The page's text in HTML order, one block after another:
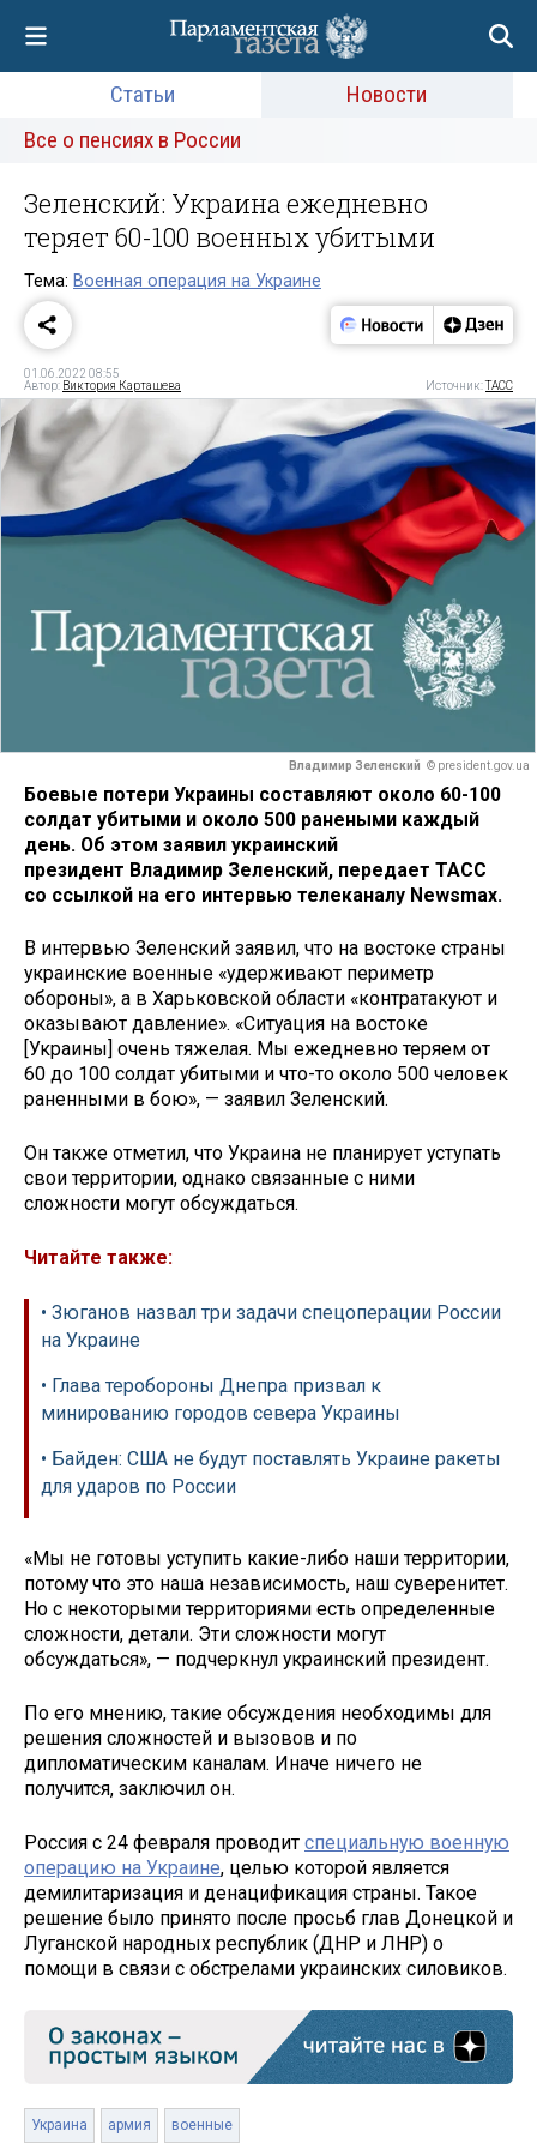
Статьи
Новости
Все о пенсиях в России
Зеленский: Украина ежедневно
теряет 60-100 военных убитыми
Тема: Военная операция на Украине
01.06.2022 08:55
Автор: Виктория Карташева Источник:ТАСС
Владимир Зеленский © president.gov.ua
Боевые потери Украины составляют около 60-100
солдат убитыми и около 500 ранеными каждый
день. Об этом заявил украинский
президент Владимир Зеленский, передает ТАСС
со ссылкой на его интервью телеканалу Newsmax.
В интервью Зеленский заявил, что на востоке страны
украинские военные «удерживают периметр
обороны», а в Харьковской области «контратакуют и
оказывают давление». «Ситуация на востоке
[Украины] очень тяжелая. Мы ежедневно теряем от
60 до 100 солдат убитыми и что-то около 500 человек
раненными в бою», — заявил Зеленский.
Он также отметил, что Украина не планирует уступать
свои территории, однако связанные с ними
сложности могут обсуждаться.
Читайте также:
• Зюганов назвал три задачи спецоперации России
на Украине
• Глава теробороны Днепра призвал к
минированию городов севера Украины
• Байден: США не будут поставлять Украине ракеты
для ударов по России
«Мы не готовы уступить какие-либо наши территории,
потому что это наша независимость, наш суверенитет.
Но с некоторыми территориями есть определенные
сложности, детали. Эти сложности могут
обсуждаться», — подчеркнул украинский президент.
По его мнению, такие обсуждения необходимы для
решения сложностей и вызовов и по
дипломатическим каналам. Иначе ничего не
получится, заключил он.
Россия с 24 февраля проводит специальную военную
операцию на Украине, целью которой является
демилитаризация и денацификация страны. Такое
решение было принято после просьб глав Донецкой и
Луганской народных республик (ДНР и ЛНР) о
помощи в связи с обстрелами украинских силовиков.
Украина армия военные